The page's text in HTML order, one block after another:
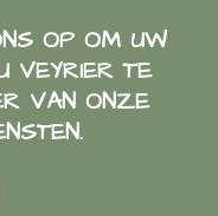
OP OM UW
VEYRIER TE
VAN ONZE